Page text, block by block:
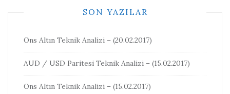
SON YAZILAR
Ons Altın Teknik Analizi – (20.02.2017)
AUD / USD Paritesi Teknik Analizi – (15.02.2017)
Ons Altın Teknik Analizi – (15.02.2017)